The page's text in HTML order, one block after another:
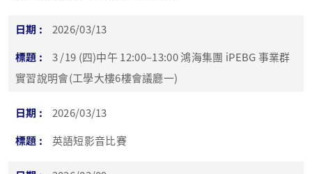
2026/03/13
3 /19 (四)中午 12:00–13:00 鴻海集團 iPEBG 事業群
實習說明會(工學大樓6樓會議廳一)
2026/03/13
英語短影音比賽